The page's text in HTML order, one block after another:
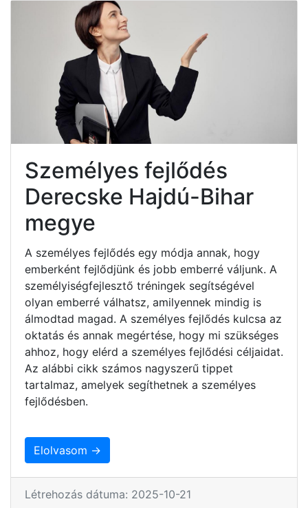
Személyes fejlődés
Derecske Hajdú-Bihar
megye
A személyes fejlődés egy módja annak, hogy
emberként fejlődjünk és jobb emberré váljunk. A
személyiségfejlesztő tréningek segítségével
olyan emberré válhatsz, amilyennek mindig is
álmodtad magad. A személyes fejlődés kulcsa az
oktatás és annak megértése, hogy mi szükséges
ahhoz, hogy elérd a személyes fejlődési céljaidat.
Az alábbi cikk számos nagyszerű tippet
tartalmaz, amelyek segíthetnek a személyes
fejlődésben.
Elolvasom →
Létrehozás dátuma: 2025-10-21